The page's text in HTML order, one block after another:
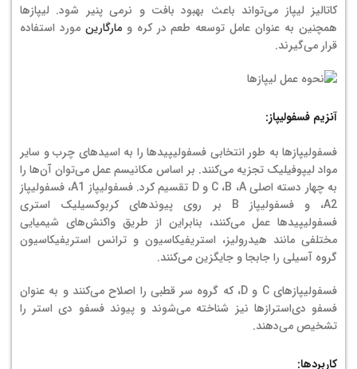
کاتالیز لیپاز می‌تواند باعث بهبود بافت و نرمی پنیر شود. لیپازها
همچنین به عنوان عامل توسعه طعم در کره ومارگارین مورد استفاده
قرار می‌گیرند.
آنزیم فسفولیپاز:
فسفولیپازها به طور انتخابی فسفولیپیدها را به اسیدهای چرب و سایر
مواد لیپوفیلیک تجزیه می‌کنند. بر اساس مکانیسم عمل می‌توان آن‌ها را
به چهار دسته اصلی C ،B ،A و D تقسیم کرد. فسفولیپاز A1، فسفولیپاز
A2، و فسفولیپاز B بر روی پیوندهای کربوکسیلیک استری
فسفولیپیدها عمل می‌کنند، بنابراین از طریق واکنش‌های شیمیایی
مختلفی مانند هیدرولیز، استریفیکاسیون و ترانس استریفیکاسیون
گروه آسیلی را جابجا و جایگزین می‌کنند.
فسفولیپازهای C و D، که گروه سر قطبی را اصلاح می‌کنند و به عنوان
فسفو دی‌استرازها نیز شناخته می‌شوند و پیوند فسفو دی استر را
تشخیص می‌دهند.
کاربردها: